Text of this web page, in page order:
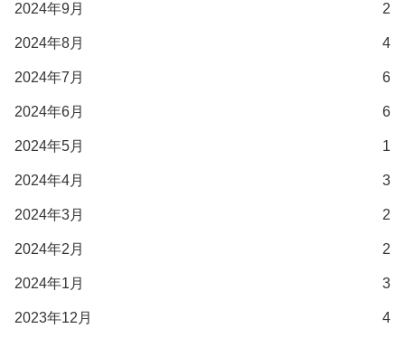
2024年9月 2
2024年8月 4
2024年7月 6
2024年6月 6
2024年5月 1
2024年4月 3
2024年3月 2
2024年2月 2
2024年1月 3
2023年12月 4